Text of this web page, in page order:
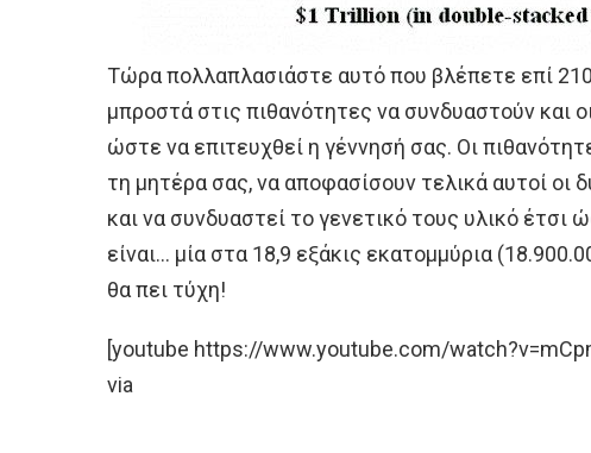
Τώρα πολλαπλασιάστε αυτό που βλέπετε επί
μπροστά στις πιθανότητες να συνδυαστούν και
ώστε να επιτευχθεί η γέννησή σας. Οι
τη μητέρα σας, να αποφασίσουν τελικά αυτοί οι
και να συνδυαστεί το γενετικό τους υλικό έτσι
είναι… μία στα 18,9 εξάκις εκατομμύρια
θα πει τύχη!
[youtube https://www.youtube.com/
via